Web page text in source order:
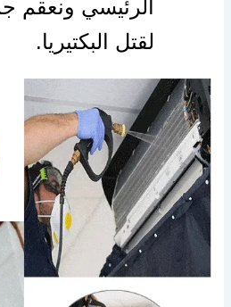
الرئيسي ونعقم
لقتل البكتيريا.